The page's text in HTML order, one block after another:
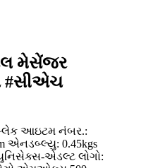
મેસેંજર
#સીએચ
બ્લેક આઇટમ નંબર.:
એનડબ્લ્યુ: 0.45kgs
એડલ્ટ લોગો: